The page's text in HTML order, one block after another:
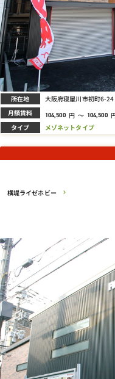
所在地 大阪府寝屋川市初町6-24
月額賃料 104,500 円 ～ 104,500
タイプ メゾネットタイプ
横堤ライゼホビー